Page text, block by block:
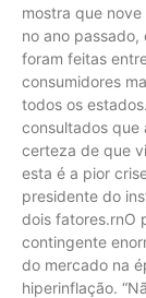
mostra que
no ano
foram feitas
consumidores
todos os
consultados que
certeza de que
esta é a pior
presidente do
dois fatores.rnO
contingente
do mercado na
hiperinflação.